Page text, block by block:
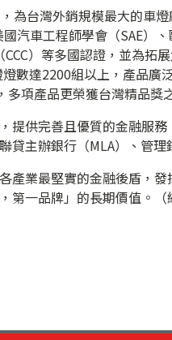
為台灣外銷規模最大的車
汽車工程師學會（SAE）
）等多國認證，並為拓
數達2200組以上，產品廣
項產品更榮獲台灣精品獎
提供完善且優質的金融服
貸主辦銀行（MLA）、管
產業最堅實的金融後盾，
第一品牌」的長期價值。